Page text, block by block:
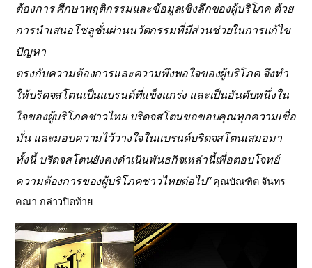
ต้องการ ศึกษาพฤติกรรมและข้อมูลเชิงลึกของผู้บริโภค ด้วย
การนำเสนอโซลูชั่นผ่านนวัตกรรมที่มีส่วนช่วยในการแก้ไข
ปัญหา
ตรงกับความต้องการและความพึงพอใจของผู้บริโภค จึงทำ
ให้บริดจสโตนเป็นแบรนด์ที่แข็งแกร่ง และเป็นอันดับหนึ่งใน
ใจของผู้บริโภคชาวไทย บริดจสโตนขอขอบคุณทุกความเชื่อ
มั่น และมอบความไว้วางใจในแบรนด์บริดจสโตนเสมอมา
ทั้งนี้ บริดจสโตนยังคงดำเนินพันธกิจเหล่านี้เพื่อตอบโจทย์
ความต้องการของผู้บริโภคชาวไทยต่อไป”คุณบัณฑิต จันทร
คณา กล่าวปิดท้าย